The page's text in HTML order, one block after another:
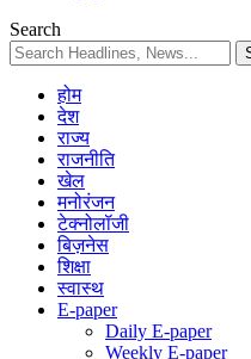
Search
होम
देश
राज्य
राजनीति
खेल
मनोरंजन
टेक्नोलॉजी
बिज़नेस
शिक्षा
स्वास्थ
E-paper
Daily E-paper
Weekly E-paper